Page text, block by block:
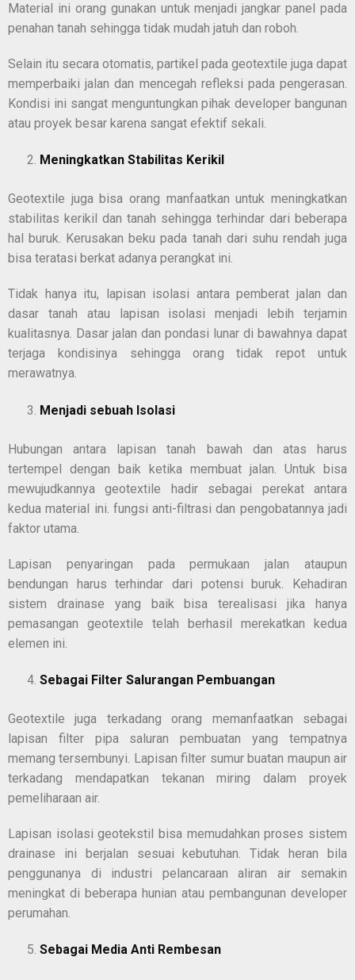
Material ini orang gunakan untuk menjadi jangkar panel pada
penahan tanah sehingga tidak mudah jatuh dan roboh.
Selain itu secara otomatis, partikel pada geotextile juga dapat
memperbaiki jalan dan mencegah refleksi pada pengerasan.
Kondisi ini sangat menguntungkan pihak developer bangunan
atau proyek besar karena sangat efektif sekali.
Meningkatkan Stabilitas Kerikil
Geotextile juga bisa orang manfaatkan untuk meningkatkan
stabilitas kerikil dan tanah sehingga terhindar dari beberapa
hal buruk. Kerusakan beku pada tanah dari suhu rendah juga
bisa teratasi berkat adanya perangkat ini.
Tidak hanya itu, lapisan isolasi antara pemberat jalan dan
dasar tanah atau lapisan isolasi menjadi lebih terjamin
kualitasnya. Dasar jalan dan pondasi lunar di bawahnya dapat
terjaga kondisinya sehingga orang tidak repot untuk
merawatnya.
Menjadi sebuah Isolasi
Hubungan antara lapisan tanah bawah dan atas harus
tertempel dengan baik ketika membuat jalan. Untuk bisa
mewujudkannya geotextile hadir sebagai perekat antara
kedua material ini. fungsi anti-filtrasi dan pengobatannya jadi
faktor utama.
Lapisan penyaringan pada permukaan jalan ataupun
bendungan harus terhindar dari potensi buruk. Kehadiran
sistem drainase yang baik bisa terealisasi jika hanya
pemasangan geotextile telah berhasil merekatkan kedua
elemen ini.
Sebagai Filter Salurangan Pembuangan
Geotextile juga terkadang orang memanfaatkan sebagai
lapisan filter pipa saluran pembuatan yang tempatnya
memang tersembunyi. Lapisan filter sumur buatan maupun air
terkadang mendapatkan tekanan miring dalam proyek
pemeliharaan air.
Lapisan isolasi geotekstil bisa memudahkan proses sistem
drainase ini berjalan sesuai kebutuhan. Tidak heran bila
penggunanya di industri pelancaraan aliran air semakin
meningkat di beberapa hunian atau pembangunan developer
perumahan.
Sebagai Media Anti Rembesan